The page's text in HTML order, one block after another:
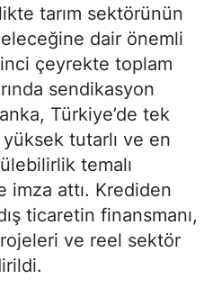
tarım sektörünün
dair önemli
çeyrekte toplam
sendikasyon
Türkiye’de tek
tutarlı ve en
temalı
imza attı. Krediden
ticaretin finansmanı,
ve reel sektör